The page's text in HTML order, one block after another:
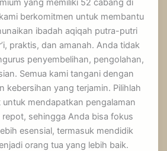
yang memiliki 52 cabang di
berkomitmen untuk membantu
ibadah aqiqah putra-putri
praktis, dan amanah. Anda tidak
penyembelihan, pengolahan,
Semua kami tangani dengan
kebersihan yang terjamin. Pilihlah
untuk mendapatkan pengalaman
sehingga Anda bisa fokus
esensial, termasuk mendidik
orang tua yang lebih baik.